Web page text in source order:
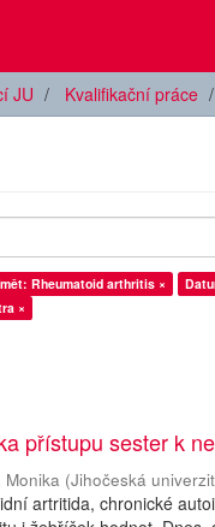
JU Kvalifikační práce
Rheumatoid arthritis ×
×
přístupu sester k
Monika (Jihočeská
artritida, chronické